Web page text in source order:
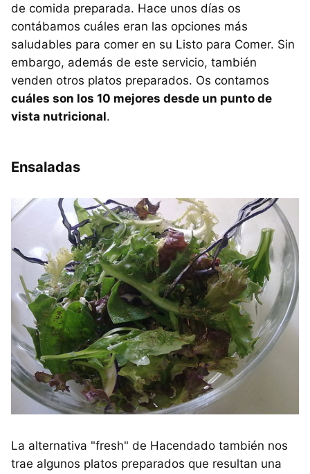
de comida preparada. Hace unos días os
contábamos cuáles eran las opciones más
saludables para comer en su Listo para Comer. Sin
embargo, además de este servicio, también
venden otros platos preparados. Os contamos
cuáles son los 10 mejores desde un punto de
vista nutricional.
Ensaladas
La alternativa "fresh" de Hacendado también nos
trae algunos platos preparados que resultan una